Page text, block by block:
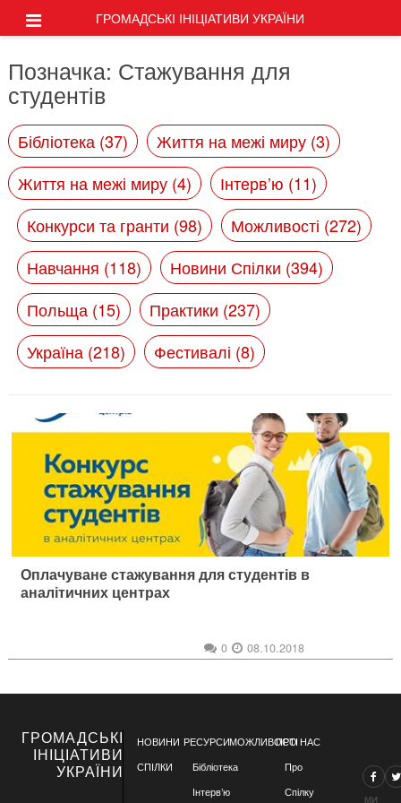
ГРОМАДСЬКІ ІНІЦІАТИВИ УКРАЇНИ
Позначка: Стажування для
студентів
Бібліотека (37)
Життя на межі миру (3)
Життя на межі миру (4)
Інтерв’ю (11)
Конкурси та гранти (98)
Можливості (272)
Навчання (118)
Новини Спілки (394)
Польща (15)
Практики (237)
Україна (218)
Фестивалі (8)
Оплачуване стажування для студентів в
аналітичних центрах
0 08.10.2018
ГРОМАДСЬКІ
ІНІЦІАТИВИ
УКРАЇНИ
НОВИНИ
СПІЛКИ
РЕСУРСИ
Бібліотека
Інтерв’ю
МОЖЛИВОСТІПРО НАС
Про
Спілку
МИ